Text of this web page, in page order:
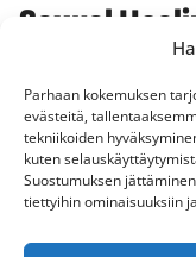
Parhaan kokemuksen
evästeitä,
tekniikoiden
kuten
Suostumuksen
tiettyihin ominaisuuksiin
Saxual
djRumarasta
Tarjoan
monenlaisiin
festivaaleille,